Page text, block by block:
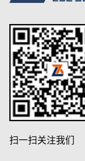
扫一扫关注我们